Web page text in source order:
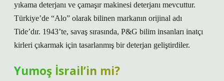
yıkama deterjanı ve çamaşır makinesi deterjanı mevcuttur.
Türkiye’de “Alo” olarak bilinen markanın orijinal adı
Tide’dır. 1943’te, savaş sırasında, P&G bilim insanları inatçı
kirleri çıkarmak için tasarlanmış bir deterjan geliştirdiler.
Yumoş İsrail’in mi?